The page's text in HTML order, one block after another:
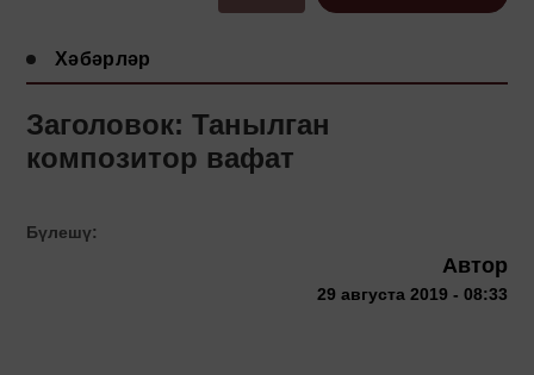
Хәбәрләр
Заголовок: Танылган
композитор вафат
Бүлешү:
Автор
29 августа 2019 - 08:33